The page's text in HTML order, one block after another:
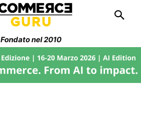
Fondato nel 2010